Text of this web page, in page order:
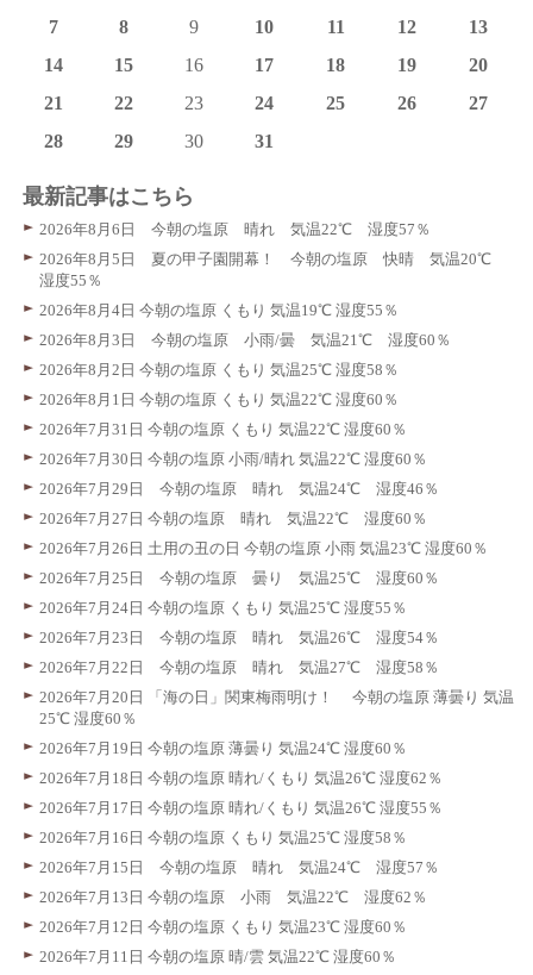
7
8 9 10 11 12
13
14
15 16 17 18 19
20
21
22 23 24 25 26
27
28
29 30 31
最新記事はこちら
2026年8月6日 今朝の塩原 晴れ 気温22℃ 湿度57％
2026年8月5日 夏の甲子園開幕！ 今朝の塩原 快晴 気温20℃
湿度55％
2026年8月4日 今朝の塩原 くもり 気温19℃ 湿度55％
2026年8月3日 今朝の塩原 小雨/曇 気温21℃ 湿度60％
2026年8月2日 今朝の塩原 くもり 気温25℃ 湿度58％
2026年8月1日 今朝の塩原 くもり 気温22℃ 湿度60％
2026年7月31日 今朝の塩原 くもり 気温22℃ 湿度60％
2026年7月30日 今朝の塩原 小雨/晴れ 気温22℃ 湿度60％
2026年7月29日 今朝の塩原 晴れ 気温24℃ 湿度46％
2026年7月27日 今朝の塩原 晴れ 気温22℃ 湿度60％
2026年7月26日 土用の丑の日 今朝の塩原 小雨 気温23℃ 湿度60％
2026年7月25日 今朝の塩原 曇り 気温25℃ 湿度60％
2026年7月24日 今朝の塩原 くもり 気温25℃ 湿度55％
2026年7月23日 今朝の塩原 晴れ 気温26℃ 湿度54％
2026年7月22日 今朝の塩原 晴れ 気温27℃ 湿度58％
2026年7月20日 「海の日」関東梅雨明け！ 今朝の塩原 薄曇り 気温
25℃ 湿度60％
2026年7月19日 今朝の塩原 薄曇り 気温24℃ 湿度60％
2026年7月18日 今朝の塩原 晴れ/くもり 気温26℃ 湿度62％
2026年7月17日 今朝の塩原 晴れ/くもり 気温26℃ 湿度55％
2026年7月16日 今朝の塩原 くもり 気温25℃ 湿度58％
2026年7月15日 今朝の塩原 晴れ 気温24℃ 湿度57％
2026年7月13日 今朝の塩原 小雨 気温22℃ 湿度62％
2026年7月12日 今朝の塩原 くもり 気温23℃ 湿度60％
2026年7月11日 今朝の塩原 晴/雲 気温22℃ 湿度60％